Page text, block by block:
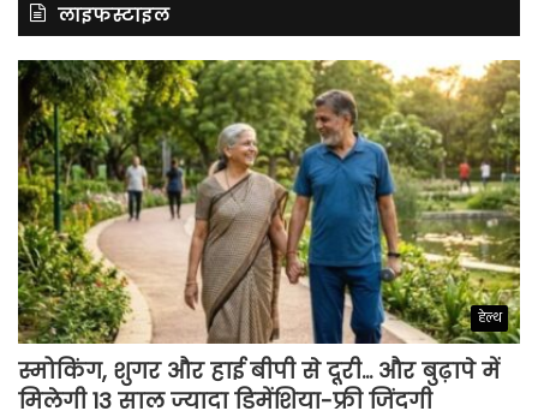
लाइफस्टाइल
हेल्थ
स्मोकिंग, शुगर और हाई बीपी से दूरी… और बुढ़ापे में
मिलेगी 13 साल ज्यादा डिमेंशिया-फ्री जिंदगी